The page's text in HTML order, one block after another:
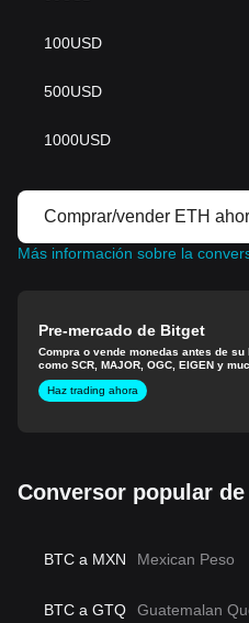
100USD
500USD
1000USD
Comprar/vender ETH
Más información sobre la
Pre-mercado de Bitget
Compra o vende monedas antes de su
como SCR, MAJOR, OGC, EIGEN y
Haz trading ahora
Conversor popular
BTC a MXN Mexican Peso
BTC a GTQ Guatemalan